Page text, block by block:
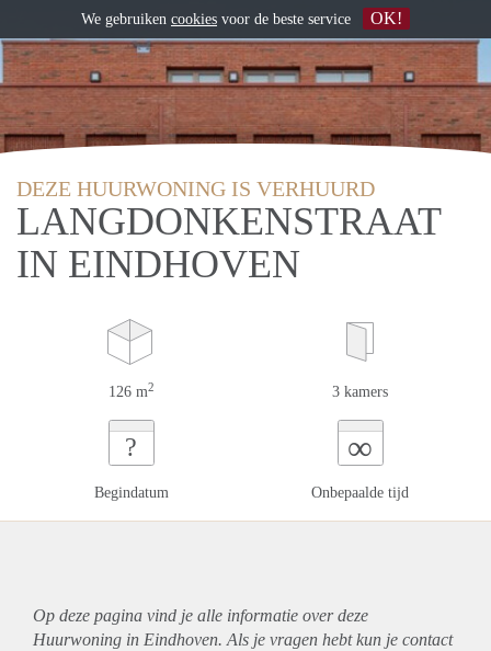
DEZE HUURWONING IS VERHUURD
LANGDONKENSTRAAT
IN EINDHOVEN
126 m2 3 kamers
?
Begindatum
∞
Onbepaalde tijd
Op deze pagina vind je alle informatie over deze
Huurwoning in Eindhoven. Als je vragen hebt kun je contact
We gebruiken cookies voor de beste service OK!